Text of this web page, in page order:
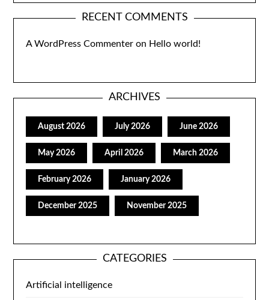
RECENT COMMENTS
A WordPress Commenter on Hello world!
ARCHIVES
August 2026 July 2026 June 2026
May 2026 April 2026 March 2026
February 2026 January 2026
December 2025 November 2025
CATEGORIES
Artificial intelligence